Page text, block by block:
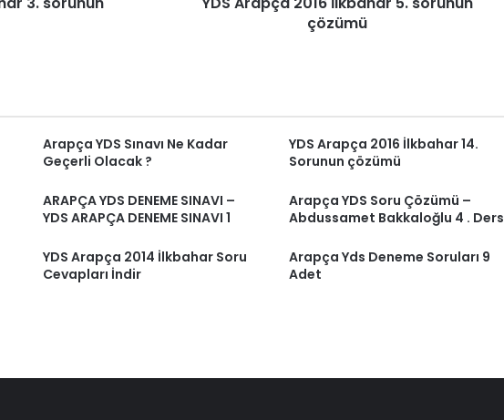
çözümü
Arapça YDS Sınavı Ne Kadar
Geçerli Olacak ?
YDS Arapça 2016 İlkbahar 14.
Sorunun çözümü
ARAPÇA YDS DENEME SINAVI –
YDS ARAPÇA DENEME SINAVI 1
Arapça YDS Soru Çözümü –
Abdussamet Bakkaloğlu 4 . Ders
YDS Arapça 2014 İlkbahar Soru
Cevapları İndir
Arapça Yds Deneme Soruları 9
Adet